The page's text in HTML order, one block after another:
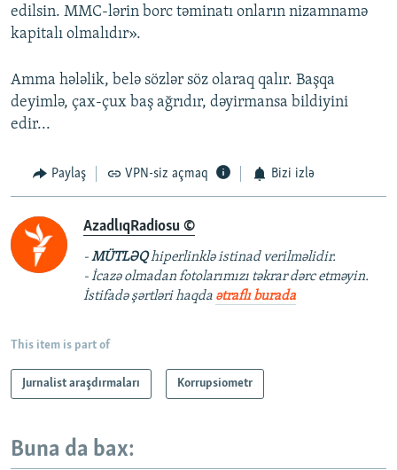
edilsin. MMC-lərin borc təminatı onların nizamnamə
kapitalı olmalıdır».
Amma hələlik, belə sözlər söz olaraq qalır. Başqa
deyimlə, çax-çux baş ağrıdır, dəyirmansa bildiyini
edir...
Paylaş VPN-siz açmaq Bizi izlə
AzadlıqRadiosu ©
-MÜTLƏQhiperlinklə istinad verilməlidir.
- İcazə olmadan fotolarımızı təkrar dərc etməyin.
İstifadə şərtləri haqda ətraflı burada
This item is part of
Jurnalist araşdırmaları Korrupsiometr
Buna da bax: